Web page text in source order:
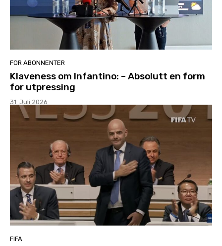
FOR ABONNENTER
Klaveness om Infantino: – Absolutt en form
for utpressing
31. Juli 2026
FIFA